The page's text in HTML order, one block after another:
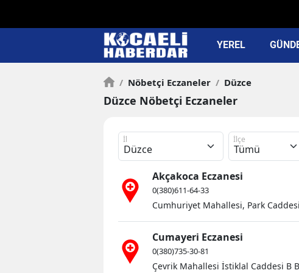
YEREL
/ Nöbetçi Eczaneler / Düzce
Düzce Nöbetçi Eczaneler
İl İlçe
Akçakoca Eczanesi
0(380)611-64-33
Cumhuriyet Mahallesi, Park
Cumayeri Eczanesi
0(380)735-30-81
Çevrik Mahallesi İstiklal Caddesi B